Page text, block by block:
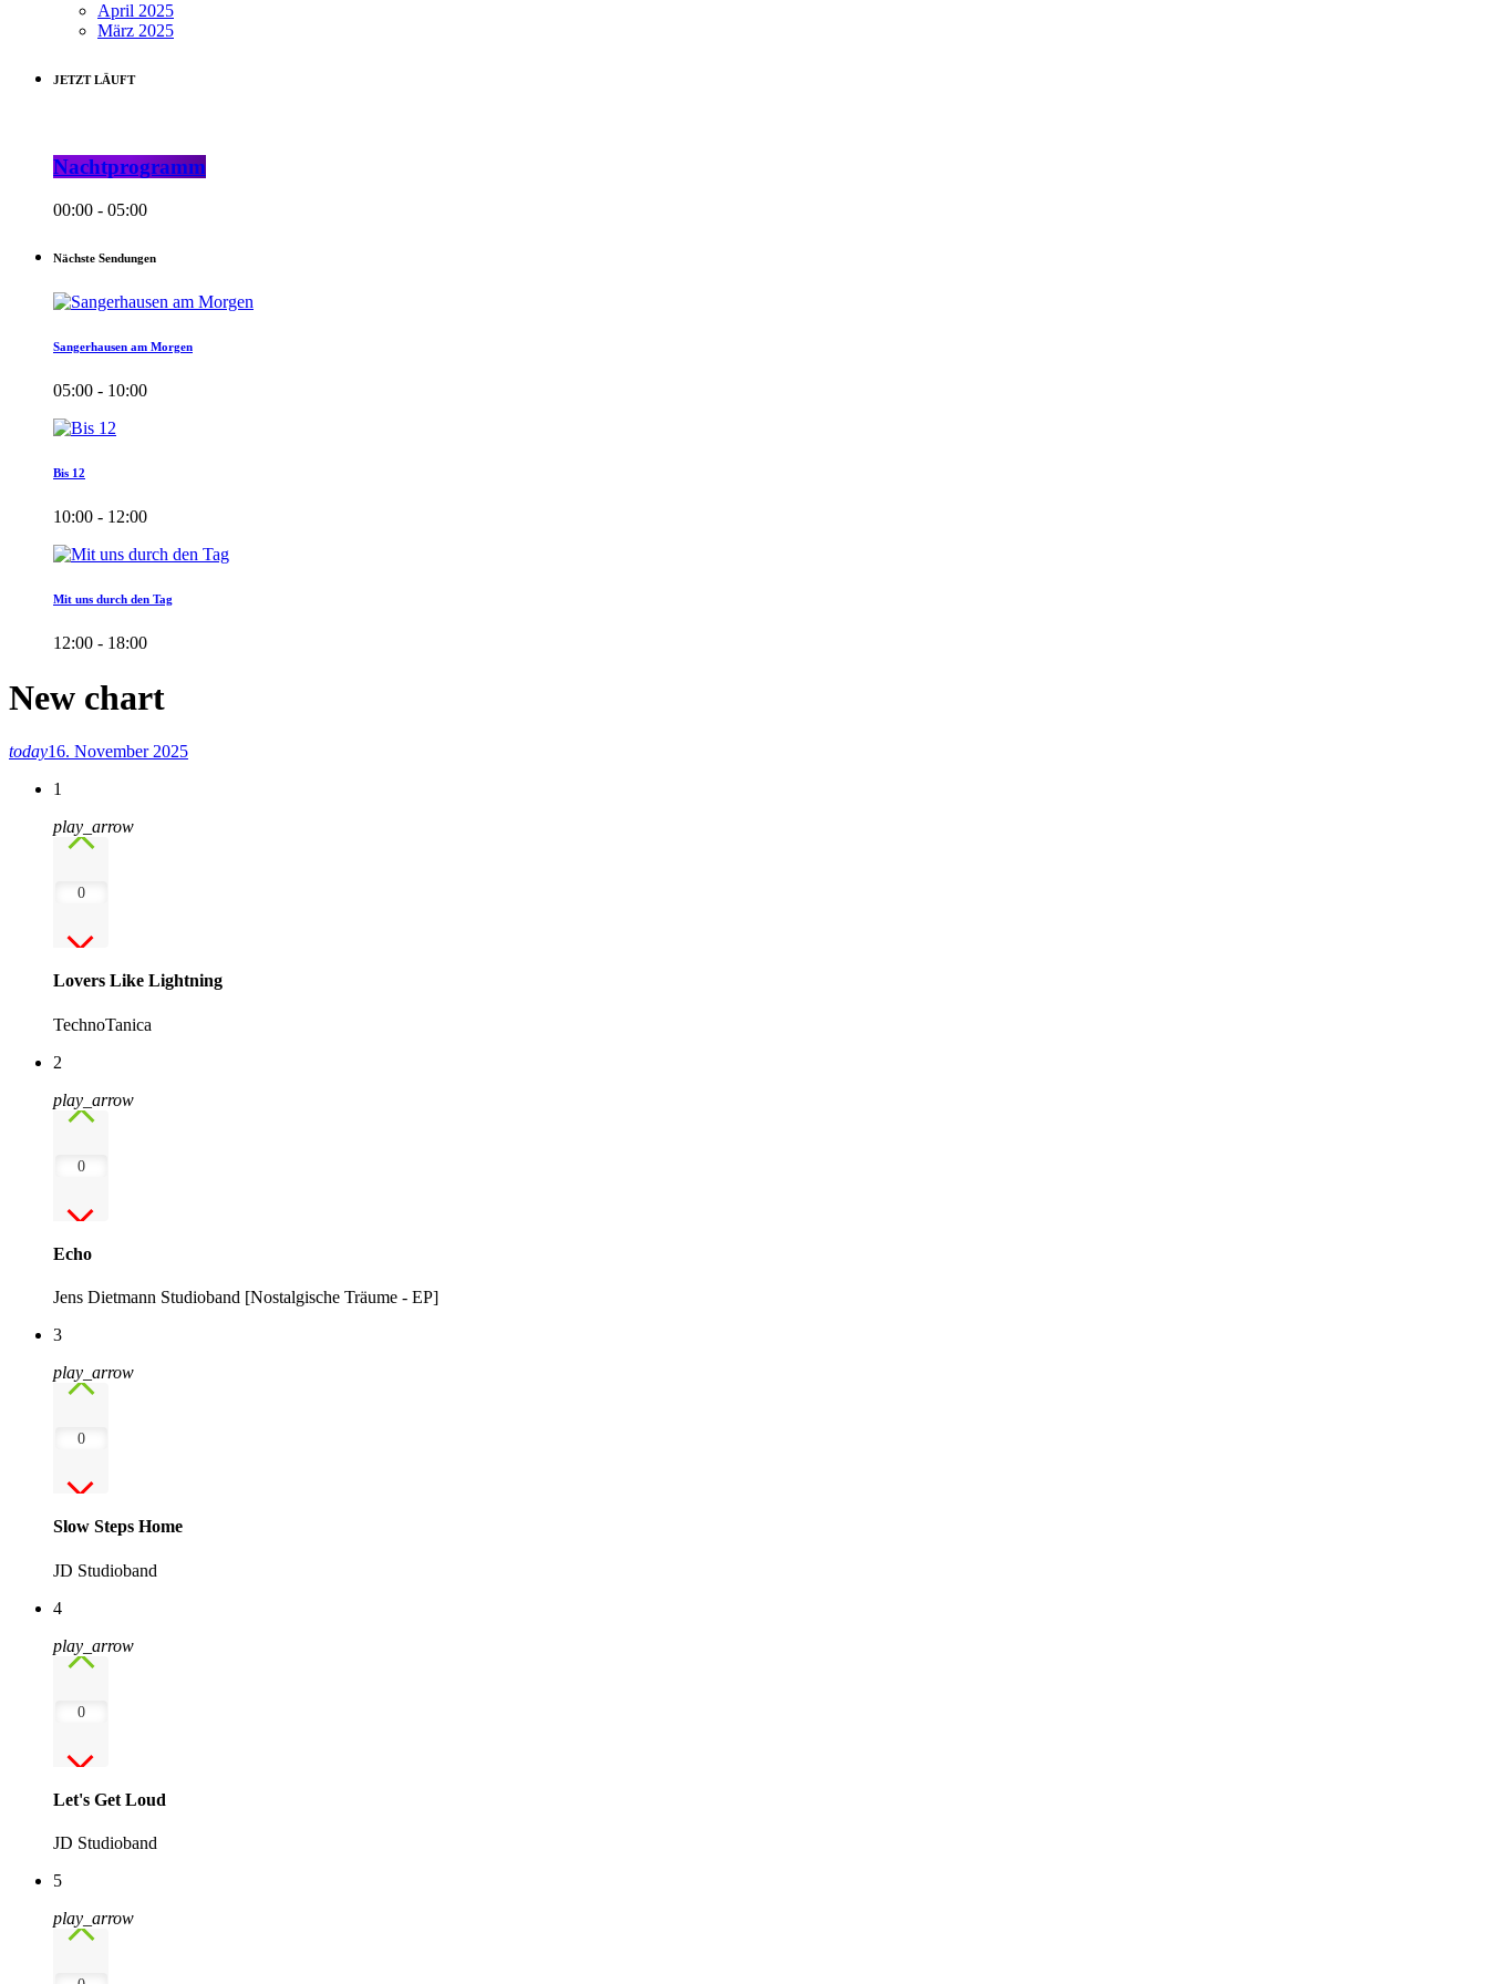
April 2025
März 2025
JETZT LÄUFT
Nachtprogramm
00:00 - 05:00
Nächste Sendungen
Sangerhausen am Morgen
05:00 - 10:00
Bis 12
10:00 - 12:00
Mit uns durch den Tag
12:00 - 18:00
New chart
today16. November 2025
1
play_arrow
0
Lovers Like Lightning
TechnoTanica
2
play_arrow
0
Echo
Jens Dietmann Studioband [Nostalgische Träume - EP]
3
play_arrow
0
Slow Steps Home
JD Studioband
4
play_arrow
0
Let's Get Loud
JD Studioband
5
play_arrow